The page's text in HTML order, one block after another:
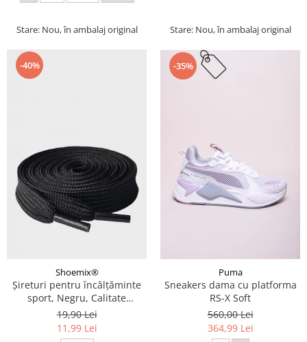
Stare: Nou, în ambalaj original Stare: Nou, în ambalaj original
-40%
Shoemix®
Șireturi pentru încălțăminte
sport, Negru, Calitate
premium, 110 cm x 0.8 cm
19,90 Lei
11,99 Lei
-35%
Puma
Sneakers dama cu platforma
RS-X Soft
560,00 Lei
364,99 Lei